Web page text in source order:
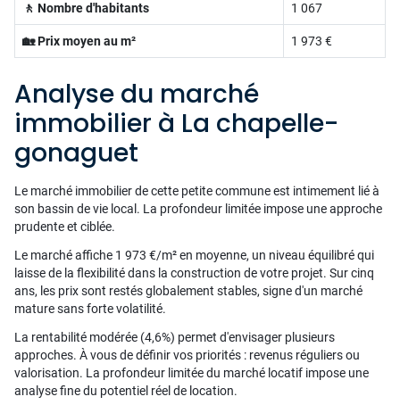
🚶 Nombre d'habitants 1 067
🏡 Prix moyen au m² 1 973 €
Analyse du marché
immobilier à La chapelle-
gonaguet
Le marché immobilier de cette petite commune est intimement lié à
son bassin de vie local. La profondeur limitée impose une approche
prudente et ciblée.
Le marché affiche 1 973 €/m² en moyenne, un niveau équilibré qui
laisse de la flexibilité dans la construction de votre projet. Sur cinq
ans, les prix sont restés globalement stables, signe d'un marché
mature sans forte volatilité.
La rentabilité modérée (4,6%) permet d'envisager plusieurs
approches. À vous de définir vos priorités : revenus réguliers ou
valorisation. La profondeur limitée du marché locatif impose une
analyse fine du potentiel réel de location.